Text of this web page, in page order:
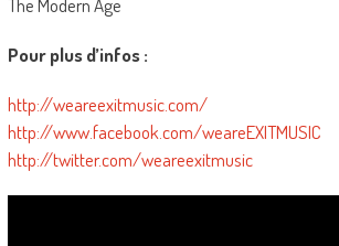
The Modern Age
Pour plus d’infos :
http://weareexitmusic.com/
http://www.facebook.com/weareEXITMUSIC
http://twitter.com/weareexitmusic